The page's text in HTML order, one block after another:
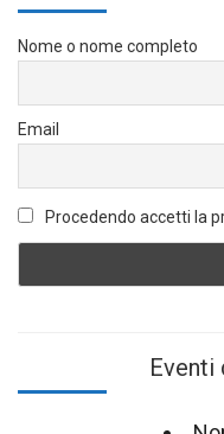
Nome o nome completo
Email
Procedendo accetti la
Eventi